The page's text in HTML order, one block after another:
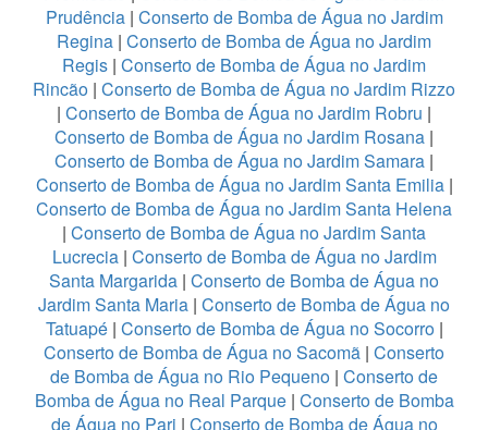
Prudência| Conserto de Bomba de Água no Jardim
Regina | Conserto de Bomba de Água no Jardim
Regis | Conserto de Bomba de Água no Jardim
Rincão | Conserto de Bomba de Água no Jardim Rizzo
| Conserto de Bomba de Água no Jardim Robru |
Conserto de Bomba de Água no Jardim Rosana |
Conserto de Bomba de Água no Jardim Samara |
Conserto de Bomba de Água no Jardim Santa Emilia|
Conserto de Bomba de Água no Jardim Santa Helena
| Conserto de Bomba de Água no Jardim Santa
Lucrecia| Conserto de Bomba de Água no Jardim
Santa Margarida | Conserto de Bomba de Água no
Jardim Santa Maria | Conserto de Bomba de Água no
Tatuapé| Conserto de Bomba de Água no Socorro|
Conserto de Bomba de Água no Sacomã | Conserto
de Bomba de Água no Rio Pequeno | Conserto de
Bomba de Água no Real Parque| Conserto de Bomba
de Água no Pari | Conserto de Bomba de Água no